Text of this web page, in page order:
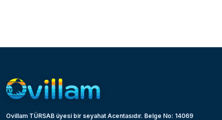
Ovillam TÜRSAB üyesi bir seyahat Acentasıdır. Belge No: 14069